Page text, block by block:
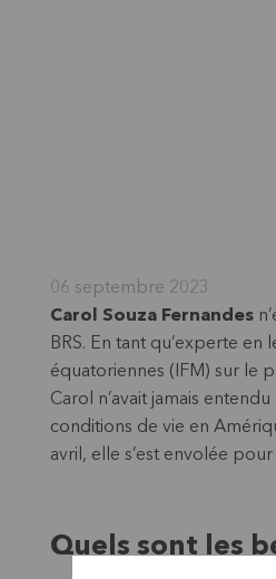
06 septembre 2023
Carol Souza Fernandes
BRS. En tant qu’experte
équatoriennes (IFM) sur le
Carol n’avait jamais
conditions de vie en
avril, elle s’est envolée
Quels sont les